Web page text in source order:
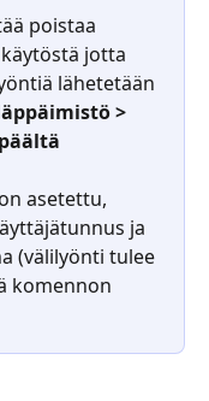
poistaa
jotta
lähetetään
>
asetettu,
ja
(välilyönti tulee
komennon